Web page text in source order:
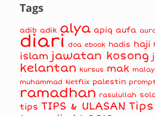
Tags
adib adik alya apiq aufa
diari doa ebook hadis haji
islam jawatan kosong
kelantan kursus mak
muhammad Netflix palestin
ramadhan rasulullah
tips TIPS & ULASAN